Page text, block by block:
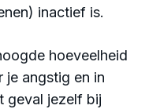
inactief is.
hoeveelheid
je angstig en in
geval jezelf bij